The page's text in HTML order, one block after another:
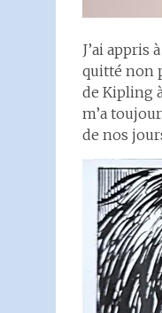
J’ai appris
quitté non
de Kipling
m’a
de nos